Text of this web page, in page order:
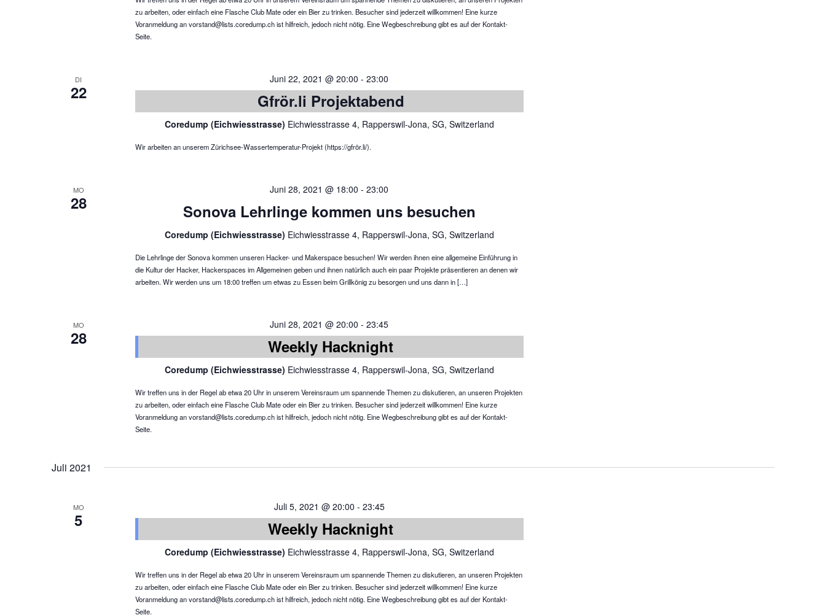
zu arbeiten, oder einfach eine Flasche Club Mate oder ein Bier zu trinken. Besucher sind jederzeit willkommen! Eine kurze
Voranmeldung an vorstand@lists.coredump.ch ist hilfreich, jedoch nicht nötig. Eine Wegbeschreibung gibt es auf der Kontakt-
Seite.
DI
22
Juni 22, 2021 @ 20:00 -23:00
Gfrör.li Projektabend
Coredump (Eichwiesstrasse) Eichwiesstrasse 4, Rapperswil-Jona, SG, Switzerland
Wir arbeiten an unserem Zürichsee-Wassertemperatur-Projekt (https://gfrör.li/).
MO
28
Juni 28, 2021 @ 18:00 -23:00
Sonova Lehrlinge kommen uns besuchen
Coredump (Eichwiesstrasse) Eichwiesstrasse 4, Rapperswil-Jona, SG, Switzerland
Die Lehrlinge der Sonova kommen unseren Hacker- und Makerspace besuchen! Wir werden ihnen eine allgemeine Einführung in
die Kultur der Hacker, Hackerspaces im Allgemeinen geben und ihnen natürlich auch ein paar Projekte präsentieren an denen wir
arbeiten. Wir werden uns um 18:00 treffen um etwas zu Essen beim Grillkönig zu besorgen und uns dann in […]
MO
28
Juni 28, 2021 @ 20:00 -23:45
Weekly Hacknight
Coredump (Eichwiesstrasse) Eichwiesstrasse 4, Rapperswil-Jona, SG, Switzerland
Wir treffen uns in der Regel ab etwa 20 Uhr in unserem Vereinsraum um spannende Themen zu diskutieren, an unseren Projekten
zu arbeiten, oder einfach eine Flasche Club Mate oder ein Bier zu trinken. Besucher sind jederzeit willkommen! Eine kurze
Voranmeldung an vorstand@lists.coredump.ch ist hilfreich, jedoch nicht nötig. Eine Wegbeschreibung gibt es auf der Kontakt-
Seite.
Juli 2021
MO
5
Juli 5, 2021 @ 20:00 - 23:45
Weekly Hacknight
Coredump (Eichwiesstrasse) Eichwiesstrasse 4, Rapperswil-Jona, SG, Switzerland
Wir treffen uns in der Regel ab etwa 20 Uhr in unserem Vereinsraum um spannende Themen zu diskutieren, an unseren Projekten
zu arbeiten, oder einfach eine Flasche Club Mate oder ein Bier zu trinken. Besucher sind jederzeit willkommen! Eine kurze
Voranmeldung an vorstand@lists.coredump.ch ist hilfreich, jedoch nicht nötig. Eine Wegbeschreibung gibt es auf der Kontakt-
Seite.